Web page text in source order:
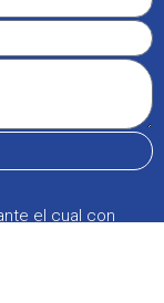
el cual con